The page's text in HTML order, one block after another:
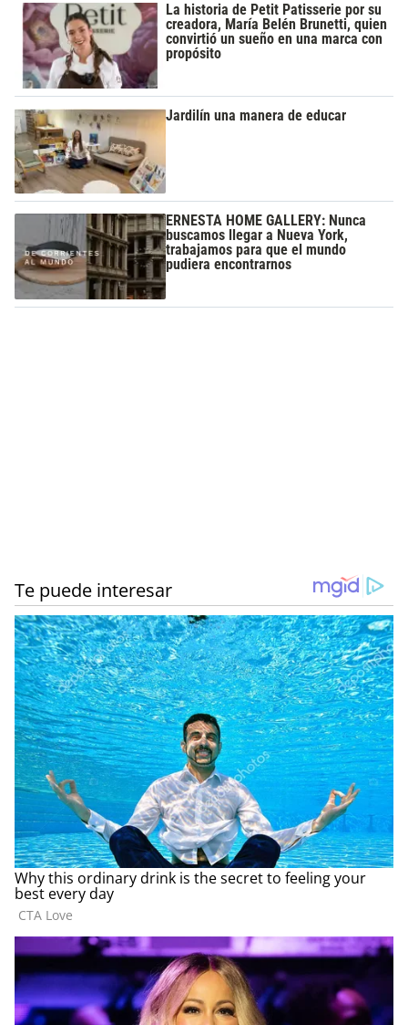
La historia de Petit Patisserie por su
creadora, María Belén Brunetti, quien
convirtió un sueño en una marca con
propósito
Jardilín una manera de educar
ERNESTA HOME GALLERY: Nunca
buscamos llegar a Nueva York,
trabajamos para que el mundo
pudiera encontrarnos